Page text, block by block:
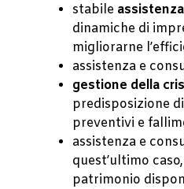
stabile
dinamiche di
migliorarne
assistenza e
gestione della
predisposizione
preventivi e
assistenza e
quest’ultimo
patrimonio